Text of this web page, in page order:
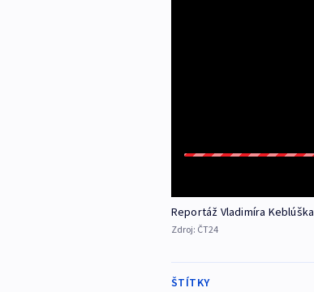
Reportáž Vladimíra Keblúška
Zdroj: ČT24
ŠTÍTKY